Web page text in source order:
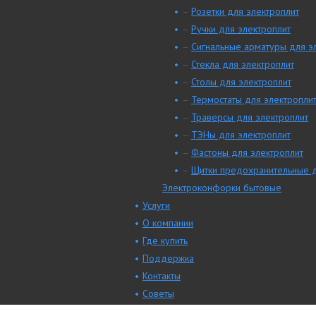
– Розетки для электроплит
– Ручки для электроплит
– Сигнальные арматуры для
– Стекла для электроплит
– Столы для электроплит
– Термостаты для электроплит
– Траверсы для электроплит
– ТЭНы для электроплит
– Фастоны для электроплит
– Щитки предохранительные
Электроконфорки бытовые
Услуги
О компании
Где купить
Поддержка
Контакты
Советы